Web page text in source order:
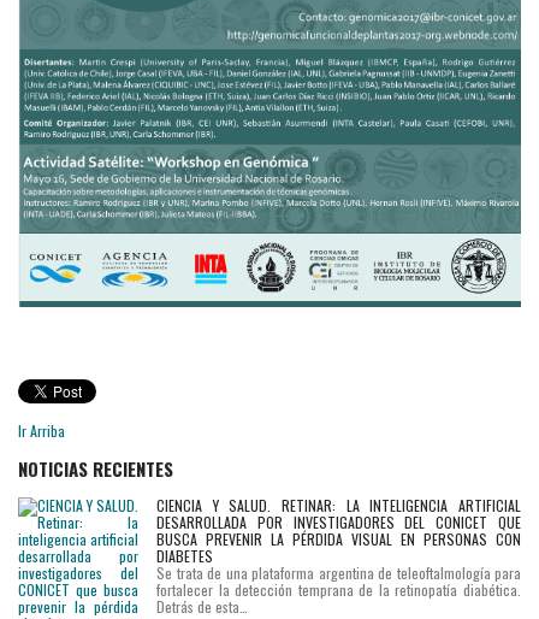
Ir Arriba
NOTICIAS RECIENTES
CIENCIA Y SALUD. RETINAR: LA INTELIGENCIA ARTIFICIAL
DESARROLLADA POR INVESTIGADORES DEL CONICET QUE
BUSCA PREVENIR LA PÉRDIDA VISUAL EN PERSONAS CON
DIABETES
Se trata de una plataforma argentina de teleoftalmología para
fortalecer la detección temprana de la retinopatía diabética.
Detrás de esta…